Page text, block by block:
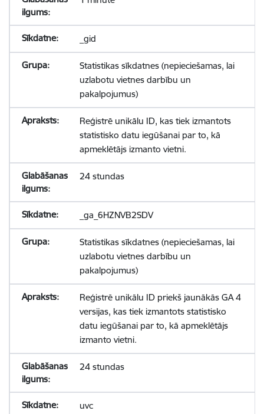
_gid
Statistikas sīkdatnes (nepieciešamas, lai
uzlabotu vietnes darbību un
pakalpojumus)
Reģistrē unikālu ID, kas tiek izmantots
statistisko datu iegūšanai par to, kā
apmeklētājs izmanto vietni.
24 stundas
_ga_6HZNVB2SDV
Statistikas sīkdatnes (nepieciešamas, lai
uzlabotu vietnes darbību un
pakalpojumus)
Reģistrē unikālu ID priekš jaunākās GA 4
versijas, kas tiek izmantots statistisko
datu iegūšanai par to, kā apmeklētājs
izmanto vietni.
24 stundas
uvc